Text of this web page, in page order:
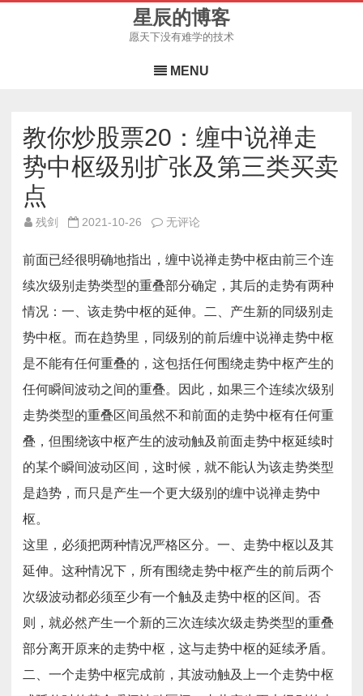
星辰的博客
愿天下没有难学的技术
to
content
MENU
教你炒股票20：缠中说禅走
势中枢级别扩张及第三类买卖
点
残剑 2021-10-26
教
股
票
20：
缠
说
走
势
中
枢
别
张
及
第
三
类
买
点
无评论
前面已经很明确地指出，缠中说禅走势中枢由前三个连
续次级别走势类型的重叠部分确定，其后的走势有两种
情况：一、该走势中枢的延伸。二、产生新的同级别走
势中枢。而在趋势里，同级别的前后缠中说禅走势中枢
是不能有任何重叠的，这包括任何围绕走势中枢产生的
任何瞬间波动之间的重叠。因此，如果三个连续次级别
走势类型的重叠区间虽然不和前面的走势中枢有任何重
叠，但围绕该中枢产生的波动触及前面走势中枢延续时
的某个瞬间波动区间，这时候，就不能认为该走势类型
是趋势，而只是产生一个更大级别的缠中说禅走势中
枢。
这里，必须把两种情况严格区分。一、走势中枢以及其
延伸。这种情况下，所有围绕走势中枢产生的前后两个
次级波动都必须至少有一个触及走势中枢的区间。否
则，就必然产生一个新的三次连续次级走势类型的重叠
部分离开原来的走势中枢，这与走势中枢的延续矛盾。
二、一个走势中枢完成前，其波动触及上一个走势中枢